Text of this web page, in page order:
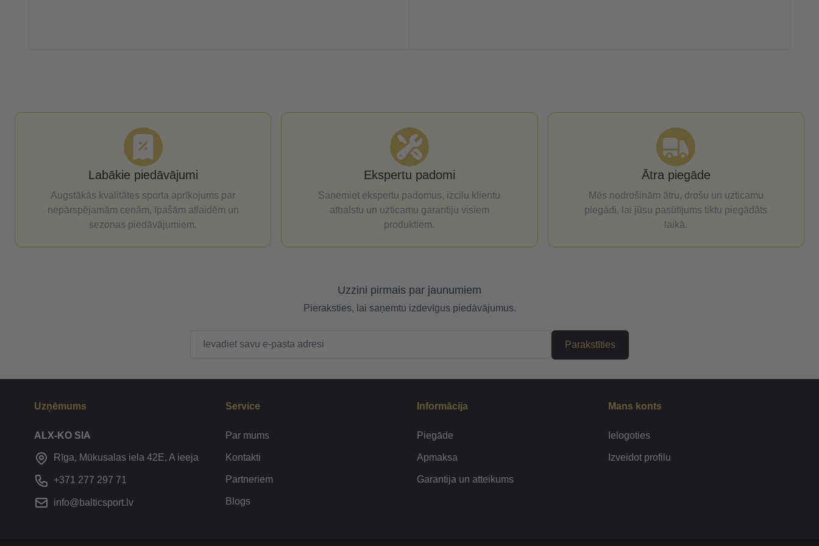
Labākie piedāvājumi
Augstākās kvalitātes sporta aprīkojums par
nepārspējamām cenām, īpašām atlaidēm un
sezonas piedāvājumiem.
Ekspertu padomi
Saņemiet ekspertu padomus, izcilu klientu
atbalstu un uzticamu garantiju visiem
produktiem.
Ātra piegāde
Mēs nodrošinām ātru, drošu un uzticamu
piegādi, lai jūsu pasūtījums tiktu piegādāts
laikā.
Uzzini pirmais par jaunumiem
Pieraksties, lai saņemtu izdevīgus piedāvājumus.
Parakstīties
Uzņēmums
ALX-KO SIA
Rīga, Mūkusalas iela 42E, A ieeja
+371 277 297 71
info@balticsport.lv
Service
Par mums
Kontakti
Partneriem
Blogs
Informācija
Piegāde
Apmaksa
Garantija un atteikums
Mans konts
Ielogoties
Izveidot profilu